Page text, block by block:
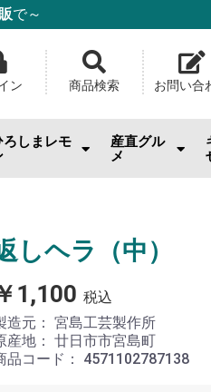
で～
ン 商品検索 お問い合
出品酒
ろしまレモ
産直グル
メ
しヘラ（中）
1,100 税込
造元： 宮島工芸製作所
産地： 廿日市市宮島町
品コード： 4571102787138